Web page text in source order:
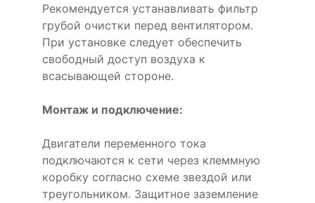
Рекомендуется устанавливать фильтр
грубой очистки перед вентилятором.
При установке следует обеспечить
свободный доступ воздуха к
всасывающей стороне.
Монтаж и подключение:
Двигатели переменного тока
подключаются к сети через клеммную
коробку согласно схеме звездой или
треугольником. Защитное заземление